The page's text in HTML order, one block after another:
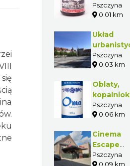
konfitury,
marynaty
Pszczyna
0.01 km
Układ
Pszczyny
Pszczyna
0.03 km
Oblaty,
szkloki, żur
Pszczyna
0.06 km
Cinema
Escape
Pszczyna
Pszczyna
0.09 km